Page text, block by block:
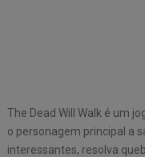
The Dead Will Walk é um
o personagem principal a
interessantes, resolva